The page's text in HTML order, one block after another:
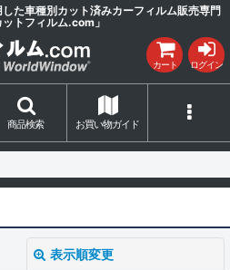
た車種別カット済みカーフィルム販売専門
トフィルム.com」
カート ログイン
商品検索 お買い物ガイド
表示順変更